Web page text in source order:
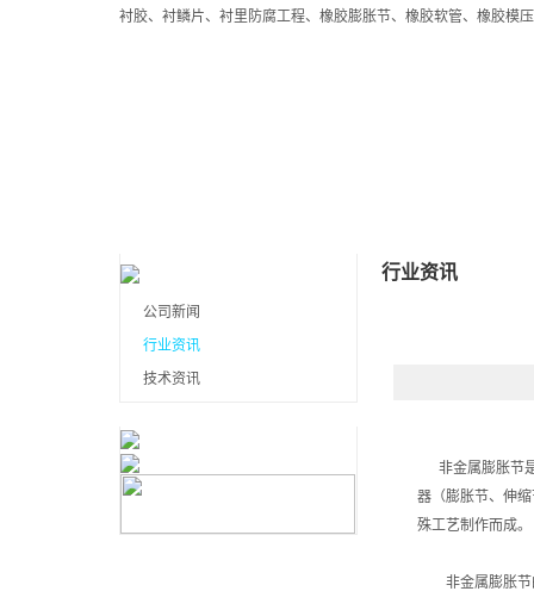
衬胶、衬鳞片、衬里防腐工程、橡胶膨胀节、橡胶软管、橡胶
公司新闻
行业资讯
技术资讯
行业资讯
非金属膨胀节是
器（膨胀节、伸
殊工艺制作而成。
非金属膨胀节